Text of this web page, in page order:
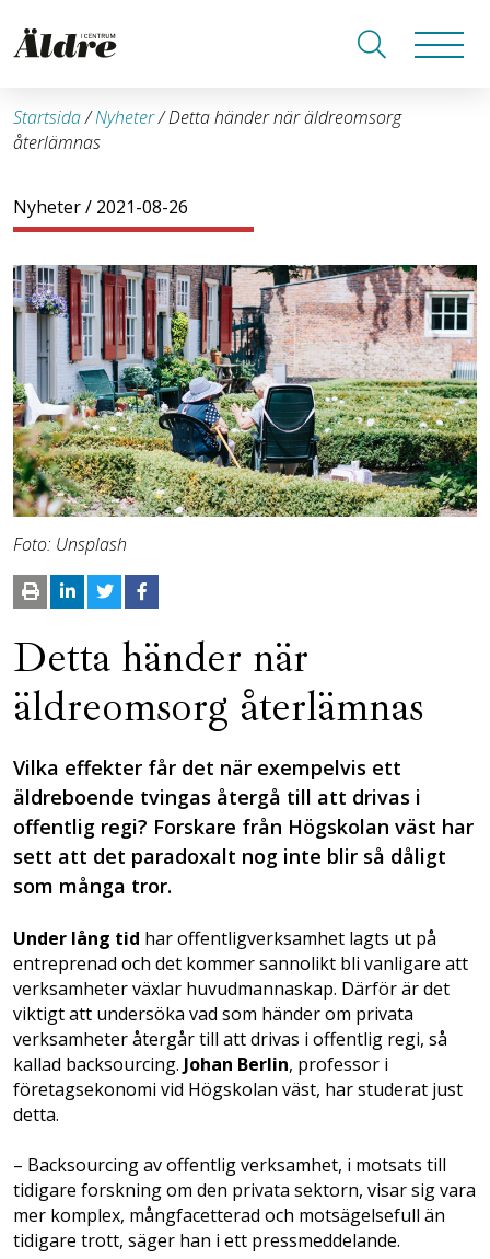
Startsida/Nyheter/Detta händer när äldreomsorg
återlämnas
Nyheter/ 2021-08-26
Foto: Unsplash
Detta händer när
äldreomsorg återlämnas
Vilka effekter får det när exempelvis ett
äldreboende tvingas återgå till att drivas i
offentlig regi? Forskare från Högskolan väst har
sett att det paradoxalt nog inte blir så dåligt
som många tror.
Under lång tid har offentligverksamhet lagts ut på
entreprenad och det kommer sannolikt bli vanligare att
verksamheter växlar huvudmannaskap. Därför är det
viktigt att undersöka vad som händer om privata
verksamheter återgår till att drivas i offentlig regi, så
kallad backsourcing. Johan Berlin, professor i
företagsekonomi vid Högskolan väst, har studerat just
detta.
– Backsourcing av offentlig verksamhet, i motsats till
tidigare forskning om den privata sektorn, visar sig vara
mer komplex, mångfacetterad och motsägelsefull än
tidigare trott, säger han i ett pressmeddelande.